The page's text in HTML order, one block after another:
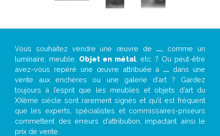
Vous souhaitez vendre une œuvre de ..., comme un
luminaire, meuble, Objet en métal , etc. ? Ou peut-être
avez-vous repéré une œuvre attribuée à ... dans une
vente aux enchères ou une galerie d’art ? Gardez
toujours à l’esprit que les meubles et objets d’art du
XXème siècle sont rarement signés et qu’il est fréquent
que les experts, spécialistes et commissaires-priseurs
commettent des erreurs d’attribution, impactant ainsi le
prix de vente.